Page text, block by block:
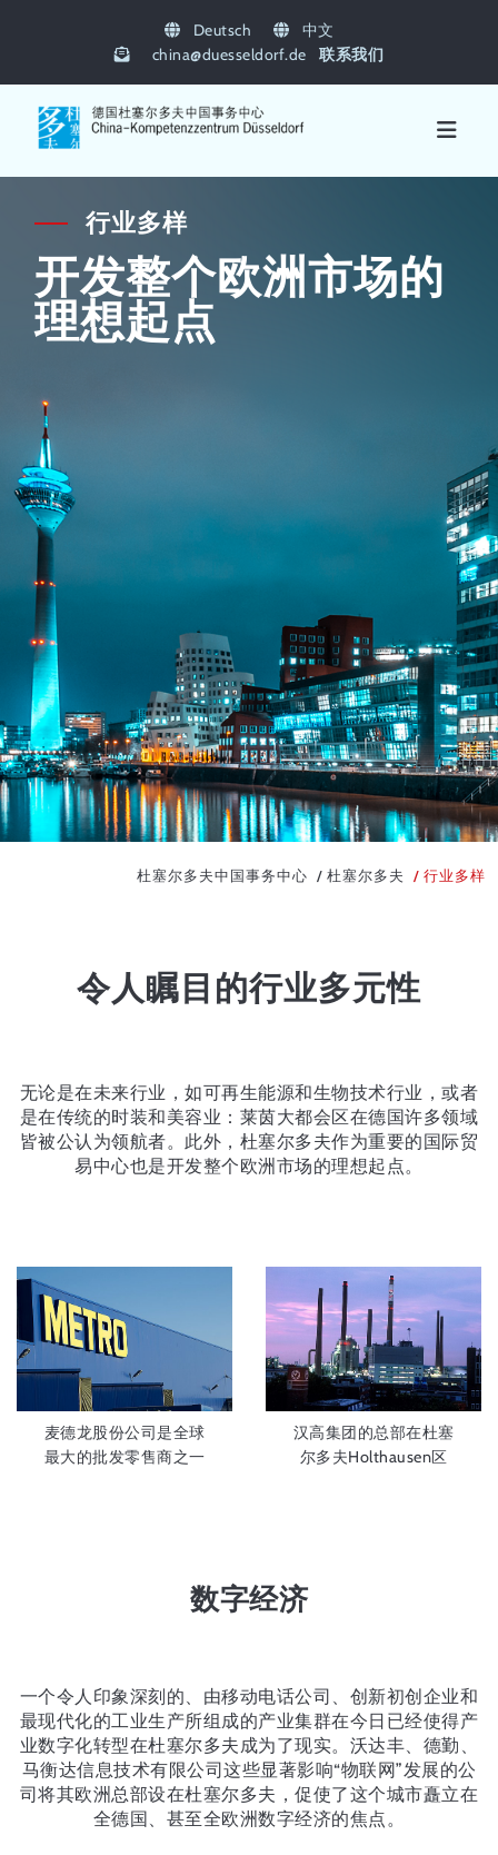
Deutsch
中文
china@duesseldorf.de 联系我们
行业多样
开发整个欧洲市场的
理想起点
杜塞尔多夫中国事务中心 杜塞尔多夫 行业多样
令人瞩目的行业多元性
无论是在未来行业，如可再生能源和生物技术行业，或者
是在传统的时装和美容业：莱茵大都会区在德国许多领域
皆被公认为领航者。此外，杜塞尔多夫作为重要的国际贸
易中心也是开发整个欧洲市场的理想起点。
麦德龙股份公司是全球
最大的批发零售商之一
汉高集团的总部在杜塞
尔多夫Holthausen区
数字经济
一个令人印象深刻的、由移动电话公司、创新初创企业和
最现代化的工业生产所组成的产业集群在今日已经使得产
业数字化转型在杜塞尔多夫成为了现实。沃达丰、德勤、
马衡达信息技术有限公司这些显著影响“物联网”发展的公
司将其欧洲总部设在杜塞尔多夫，促使了这个城市矗立在
全德国、甚至全欧洲数字经济的焦点。